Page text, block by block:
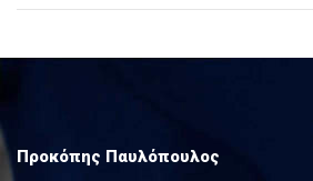
Προκόπης Παυλόπουλος